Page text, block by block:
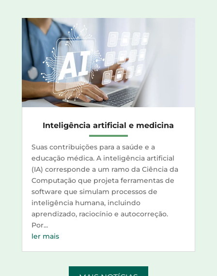
Inteligência artificial e medicina
Suas contribuições para a saúde e a
educação médica. A inteligência artificial
(IA) corresponde a um ramo da Ciência da
Computação que projeta ferramentas de
software que simulam processos de
inteligência humana, incluindo
aprendizado, raciocínio e autocorreção.
Por...
ler mais